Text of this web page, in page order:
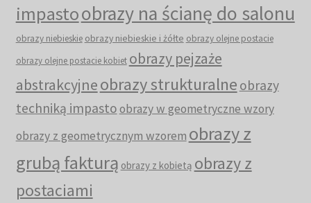
impastoobrazy na ścianę do salonu
obrazy niebieskie obrazy niebieskie i żółte obrazy olejne postacie
obrazy olejne postacie kobiet obrazy pejzaże
abstrakcyjneobrazy strukturalne obrazy
techniką impastoobrazy w geometryczne wzory
obrazy z geometrycznym wzorem obrazy z
grubą fakturą obrazy z kobietą obrazy z
postaciami